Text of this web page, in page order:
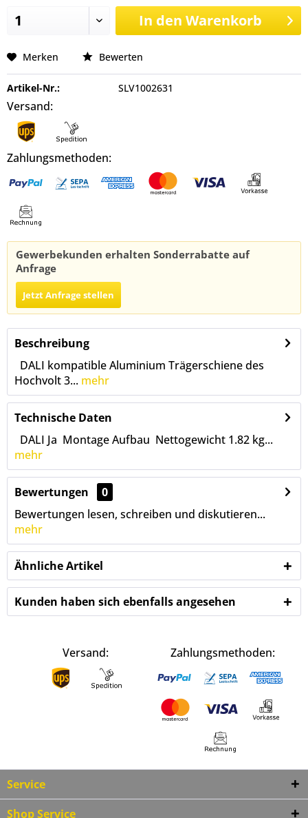
In den Warenkorb
Merken Bewerten
Artikel-Nr.: SLV1002631
Versand:
Zahlungsmethoden:
Gewerbekunden erhalten Sonderrabatte auf
Anfrage
Jetzt Anfrage stellen
Beschreibung
DALI kompatible Aluminium Trägerschiene des
Hochvolt 3... mehr
Technische Daten
DALI Ja Montage Aufbau Nettogewicht 1.82 kg...
mehr
Bewertungen
0
Bewertungen lesen, schreiben und diskutieren...
mehr
Ähnliche Artikel
Kunden haben sich ebenfalls angesehen
Versand: Zahlungsmethoden:
Service
Shop Service